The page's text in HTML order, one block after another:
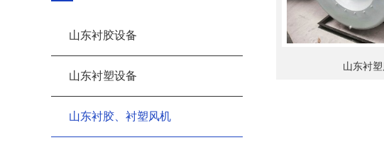
山东衬胶设备
山东衬塑设备
山东衬胶、衬塑风机
山东衬